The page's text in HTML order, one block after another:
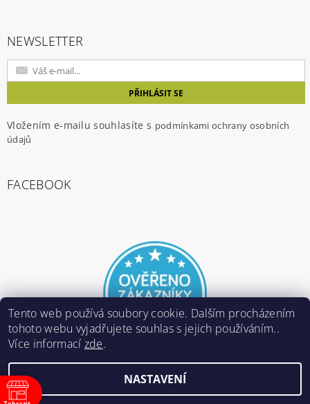
NEWSLETTER
Vložením e-mailu souhlasíte s podmínkami ochrany osobních
údajů
FACEBOOK
E-ARMY.cz, všechna práva vyhrazena
Tento web používá soubory cookie. Dalším procházením
tohoto webu vyjadřujete souhlas s jejich používáním..
Více informací zde.
NASTAVENÍ